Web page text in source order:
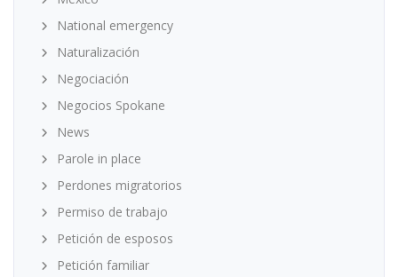
National emergency
Naturalización
Negociación
Negocios Spokane
News
Parole in place
Perdones migratorios
Permiso de trabajo
Petición de esposos
Petición familiar